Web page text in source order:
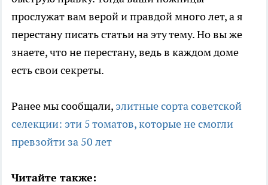
прослужат вам верой и правдой много лет, а я
перестану писать статьи на эту тему. Но вы же
знаете, что не перестану, ведь в каждом доме
есть свои секреты.
Ранее мы сообщали, элитные сорта советской
селекции: эти 5 томатов, которые не смогли
превзойти за 50 лет
Читайте также: